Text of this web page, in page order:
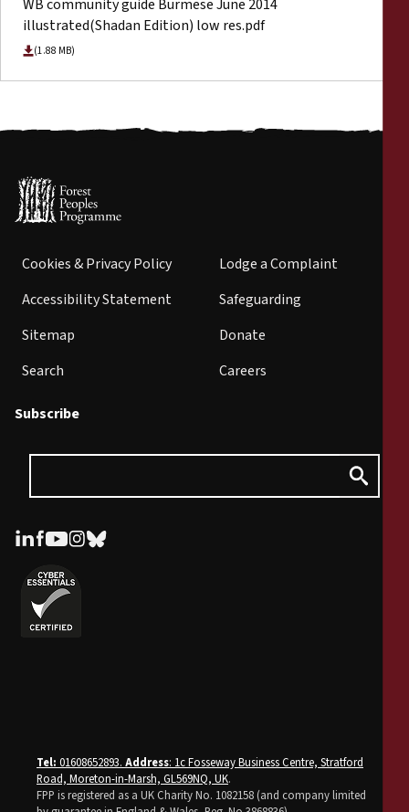
WB community guide Burmese June 2014
illustrated(Shadan Edition) low res.pdf
(1.88 MB)
Cookies & Privacy Policy
Accessibility Statement
Sitemap
Search
Lodge a Complaint
Safeguarding
Donate
Careers
Subscribe
Tel: 01608652893. Address: 1c Fosseway Business Centre, Stratford
Road, Moreton-in-Marsh, GL569NQ, UK.
FPP is registered as a UK Charity No. 1082158 (and company limited